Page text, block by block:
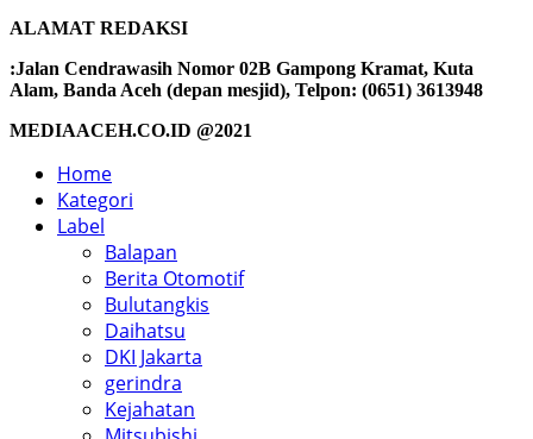
ALAMAT REDAKSI
:Jalan Cendrawasih Nomor 02B Gampong Kramat, Kuta
Alam, Banda Aceh (depan mesjid), Telpon: (0651) 3613948
MEDIAACEH.CO.ID @2021
Home
Kategori
Label
Balapan
Berita Otomotif
Bulutangkis
Daihatsu
DKI Jakarta
gerindra
Kejahatan